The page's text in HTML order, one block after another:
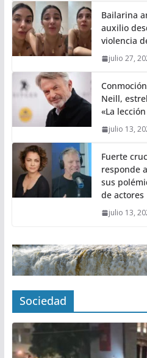
Bailarina
auxilio
violencia
julio 27,
Neill,
«La
julio 13,
Fuerte
responde
sus
de actores
julio 13,
Sociedad